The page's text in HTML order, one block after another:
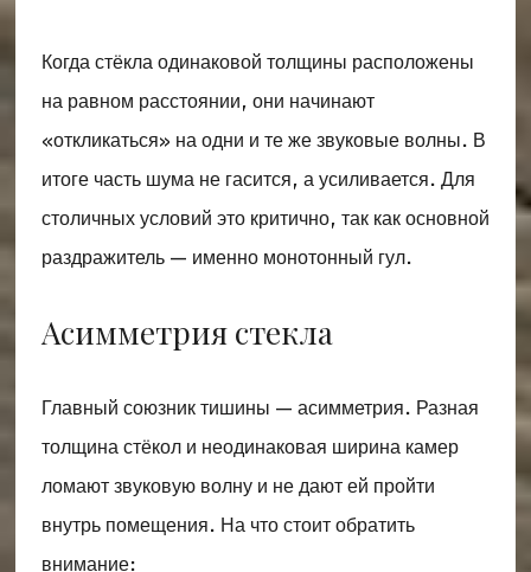
Когда стёкла одинаковой толщины расположены
на равном расстоянии, они начинают
«откликаться» на одни и те же звуковые волны. В
итоге часть шума не гасится, а усиливается. Для
столичных условий это критично, так как основной
раздражитель — именно монотонный гул.
Асимметрия стекла
Главный союзник тишины — асимметрия. Разная
толщина стёкол и неодинаковая ширина камер
ломают звуковую волну и не дают ей пройти
внутрь помещения. На что стоит обратить
внимание: